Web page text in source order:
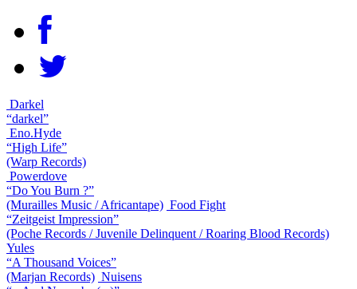
Darkel
“darkel”
Eno.Hyde
“High Life”
(Warp Records)
Powerdove
“Do You Burn ?”
(Murailles Music / Africantape) Food Fight
“Zeitgeist Impression”
(Poche Records / Juvenile Delinquent / Roaring Blood Records)
Yules
“A Thousand Voices”
(Marjan Records) Nuisens